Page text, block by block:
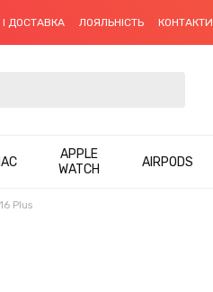
ДОСТАВКА ЛОЯЛЬНІСТЬ КОНТАКТИ
APPLE
WATCH
AIRPODS
Plus